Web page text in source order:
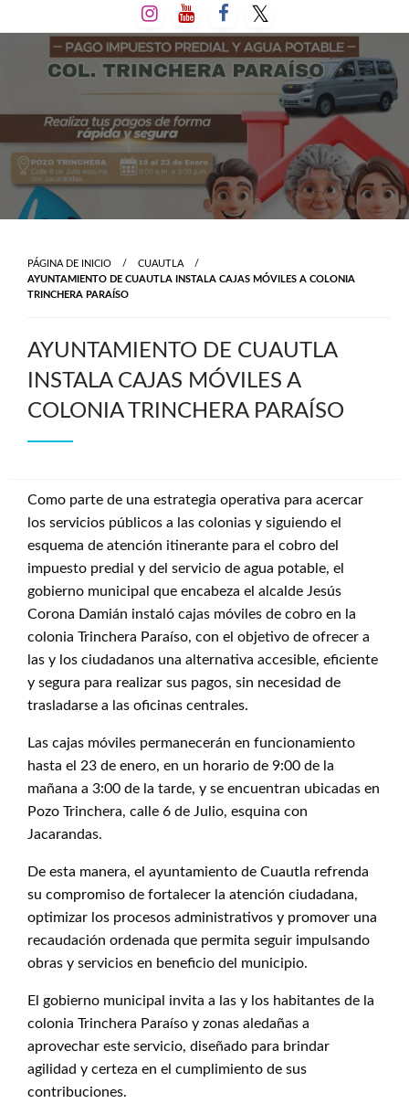
al
contenido
PÁGINA DE INICIO
CUAUTLA
AYUNTAMIENTO DE CUAUTLA INSTALA CAJAS MÓVILES A COLONIA
TRINCHERA PARAÍSO
AYUNTAMIENTO DE CUAUTLA
INSTALA CAJAS MÓVILES A
COLONIA TRINCHERA PARAÍSO
Como parte de una estrategia operativa para acercar
los servicios públicos a las colonias y siguiendo el
esquema de atención itinerante para el cobro del
impuesto predial y del servicio de agua potable, el
gobierno municipal que encabeza el alcalde Jesús
Corona Damián instaló cajas móviles de cobro en la
colonia Trinchera Paraíso, con el objetivo de ofrecer a
las y los ciudadanos una alternativa accesible, eficiente
y segura para realizar sus pagos, sin necesidad de
trasladarse a las oficinas centrales.
Las cajas móviles permanecerán en funcionamiento
hasta el 23 de enero, en un horario de 9:00 de la
mañana a 3:00 de la tarde, y se encuentran ubicadas en
Pozo Trinchera, calle 6 de Julio, esquina con
Jacarandas.
De esta manera, el ayuntamiento de Cuautla refrenda
su compromiso de fortalecer la atención ciudadana,
optimizar los procesos administrativos y promover una
recaudación ordenada que permita seguir impulsando
obras y servicios en beneficio del municipio.
El gobierno municipal invita a las y los habitantes de la
colonia Trinchera Paraíso y zonas aledañas a
aprovechar este servicio, diseñado para brindar
agilidad y certeza en el cumplimiento de sus
contribuciones.